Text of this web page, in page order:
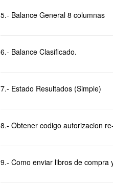
5.- Balance General 8 columnas
6.- Balance Clasificado.
7.- Estado Resultados (Simple)
8.- Obtener codigo autorizacion
9.- Como enviar libros de compra